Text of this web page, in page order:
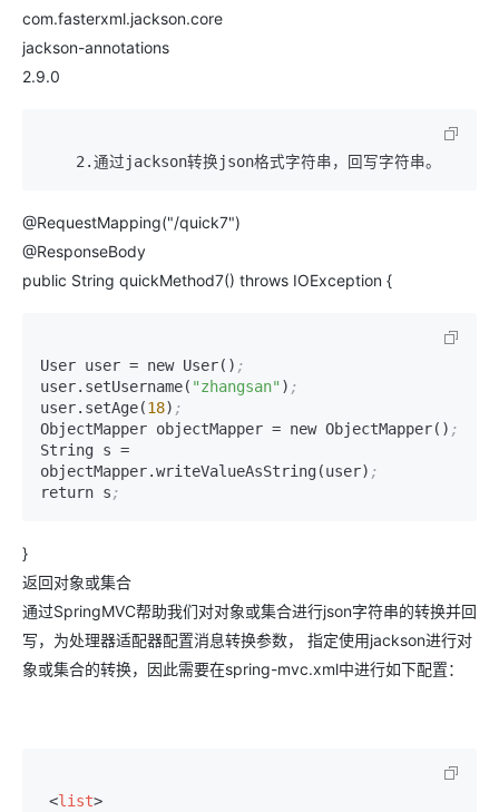
com.fasterxml.jackson.core
jackson-annotations
2.9.0
@RequestMapping("/quick7")
@ResponseBody
public String quickMethod7() throws IOException {
User user = new User() ;
user.setUsername( "zhangsan" ) ;
user.setAge(18) ;
ObjectMapper objectMapper = new ObjectMapper() ;
String s =
objectMapper.writeValueAsString(user) ;
return s;
}
返回对象或集合
通过SpringMVC帮助我们对对象或集合进行json字符串的转换并回
写，为处理器适配器配置消息转换参数， 指定使用jackson进行对
象或集合的转换，因此需要在spring-mvc.xml中进行如下配置：
<list>